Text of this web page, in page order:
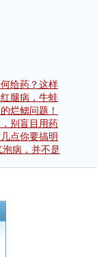
给药？这样
腿病，牛蛙
烂鳃问题！
别盲目用药
点你要搞明
病，并不是